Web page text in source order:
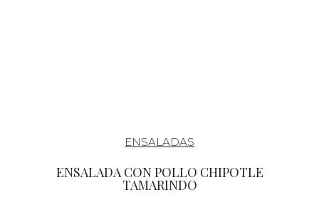
ENSALADAS
ENSALADA CON POLLO CHIPOTLE
TAMARINDO